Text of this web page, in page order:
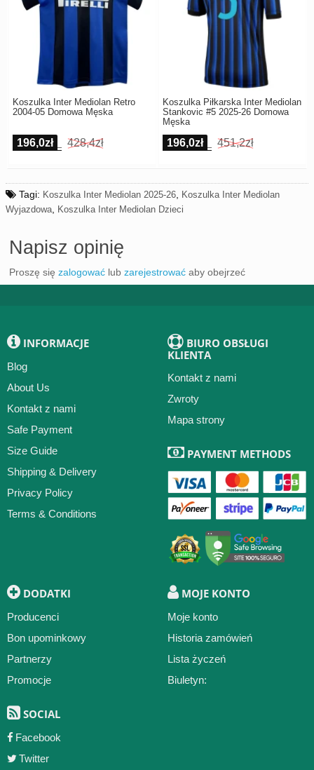
Koszulka Inter Mediolan Retro
2004-05 Domowa Męska
196,0zł 428,4zł
Koszulka Piłkarska Inter Mediolan
Stankovic #5 2025-26 Domowa
Męska
196,0zł 451,2zł
Tagi: Koszulka Inter Mediolan 2025-26, Koszulka Inter Mediolan
Wyjazdowa, Koszulka Inter Mediolan Dzieci
Napisz opinię
Proszę się zalogować lub zarejestrować aby obejrzeć
INFORMACJE
Blog
About Us
Kontakt z nami
Safe Payment
Size Guide
Shipping & Delivery
Privacy Policy
Terms & Conditions
BIURO OBSŁUGI
KLIENTA
Kontakt z nami
Zwroty
Mapa strony
PAYMENT METHODS
DODATKI
Producenci
Bon upominkowy
Partnerzy
Promocje
MOJE KONTO
Moje konto
Historia zamówień
Lista życzeń
Biuletyn:
SOCIAL
Facebook
Twitter